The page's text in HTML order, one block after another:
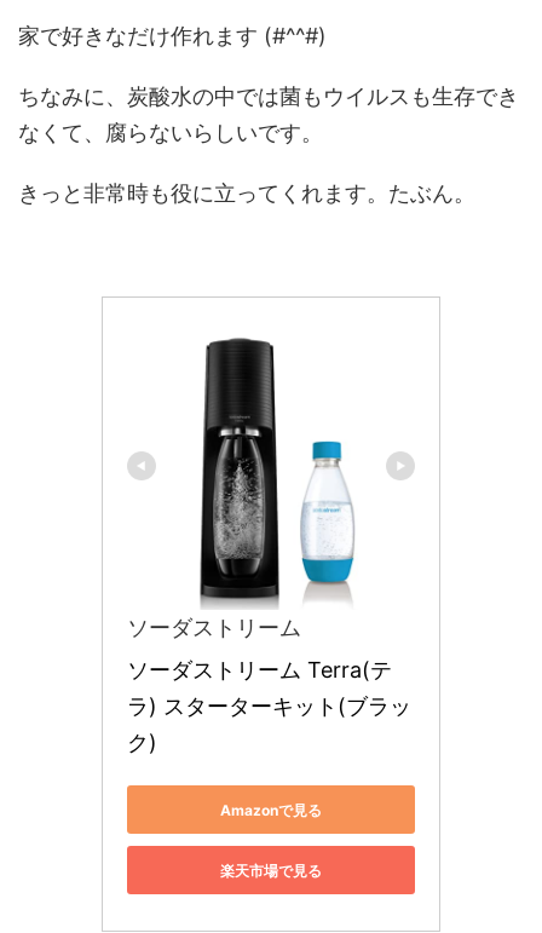
家で好きなだけ作れます (#^^#)
ちなみに、炭酸水の中では菌もウイルスも生存でき
なくて、腐らないらしいです。
きっと非常時も役に立ってくれます。たぶん。
ソーダストリーム
ソーダストリーム Terra(テ
ラ) スターターキット(ブラッ
ク)
Amazonで見る
楽天市場で見る